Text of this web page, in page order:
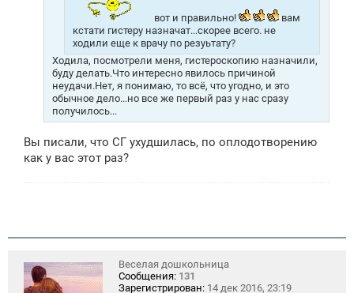
вот и правильно!
вам
кстати гистеру назначат...скорее всего. не
ходили еще к врачу по резуьтату?
Ходила, посмотрели меня, гистероскопию назначили,
буду делать.Что интересно явилось причиной
неудачи.Нет, я понимаю, то всё, что угодно, и это
обычное дело...но все же первый раз у нас сразу
получилось...
Вы писали, что СГ ухудшилась, по оплодотворению
как у вас этот раз?
Веселая дошкольница
Сообщения: 131
Зарегистрирован: 14 дек 2016, 23:19